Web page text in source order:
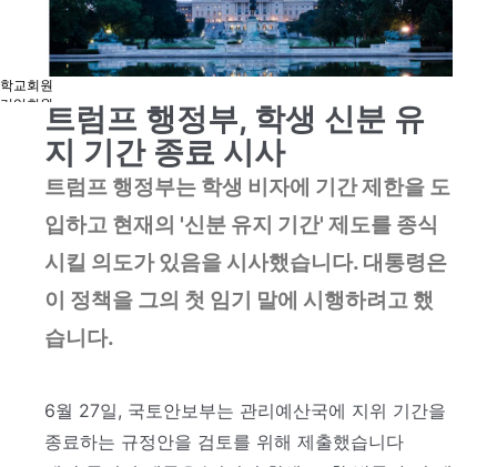
회원사인증
정회원(유학원)
학교회원
기업회원
학교인증제
학교인증제란
KOSA AWARD
유학프로그램
유학프로그램
유학신문고
유학신문고
커뮤니티
NEWS/NOTICE
언론보도
KOSA 소개
역대회장단
회칙/정관
트럼프 행정부, 학생 신분 유
지 기간 종료 시사
트럼프 행정부는 학생 비자에 기간 제한을 도
입하고 현재의 '신분 유지 기간' 제도를 종식
시킬 의도가 있음을 시사했습니다. 대통령은
이 정책을 그의 첫 임기 말에 시행하려고 했
습니다.
6월 27일, 국토안보부는 관리예산국에 지위 기간을
종료하는 규정안을 검토를 위해 제출했습니다